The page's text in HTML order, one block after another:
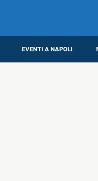
EVENTI A NAPOLI